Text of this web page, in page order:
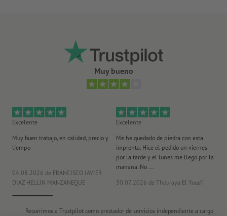
Muy bueno
Excelente
Muy buen trabajo, en calidad, precio y
tiempo
04.08.2026 de FRANCISCO JAVIER
DIAZ HELLIN MANZANEQUE
Excelente
Me he quedado de piedra con esta
imprenta. Hice el pedido un viernes
por la tarde y el lunes me llego por la
manana. No ...
30.07.2026 de Thouraya El Yousfi
Recurrimos a Trustpilot como prestador de servicios independiente a cargo